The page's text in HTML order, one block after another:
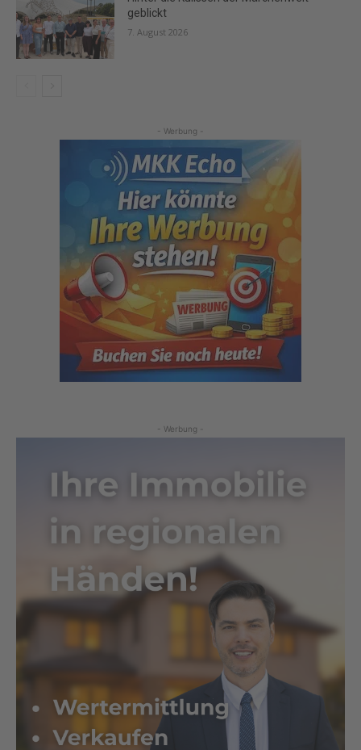
geblickt
7. August 2026
- Werbung -
- Werbung -